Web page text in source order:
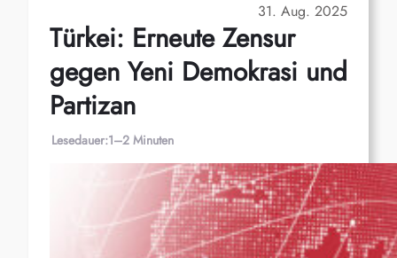
31. Aug. 2025
Türkei: Erneute Zensur
gegen Yeni Demokrasi und
Partizan
Lesedauer:1–2 Minuten